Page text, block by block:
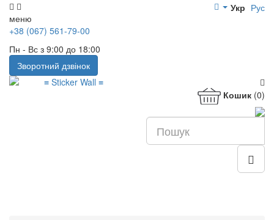
меню
Укр Рус
+38 (067) 561-79-00
Пн - Вс з 9:00 до 18:00
Зворотний дзвінок
Кошик (0)